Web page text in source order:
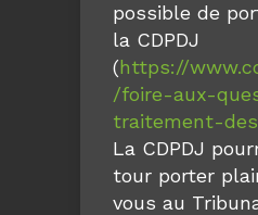
possible de
la CDPDJ
(https://
/foire-aux-
traitement-
La CDPDJ
tour porter
vous au